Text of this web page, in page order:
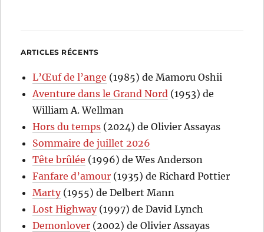
ARTICLES RÉCENTS
L’Œuf de l’ange (1985) de Mamoru Oshii
Aventure dans le Grand Nord (1953) de
William A. Wellman
Hors du temps (2024) de Olivier Assayas
Sommaire de juillet 2026
Tête brûlée (1996) de Wes Anderson
Fanfare d’amour (1935) de Richard Pottier
Marty(1955) de Delbert Mann
Lost Highway(1997) de David Lynch
Demonlover (2002) de Olivier Assayas